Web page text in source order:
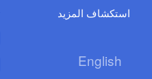
استكشاف المزيد
English